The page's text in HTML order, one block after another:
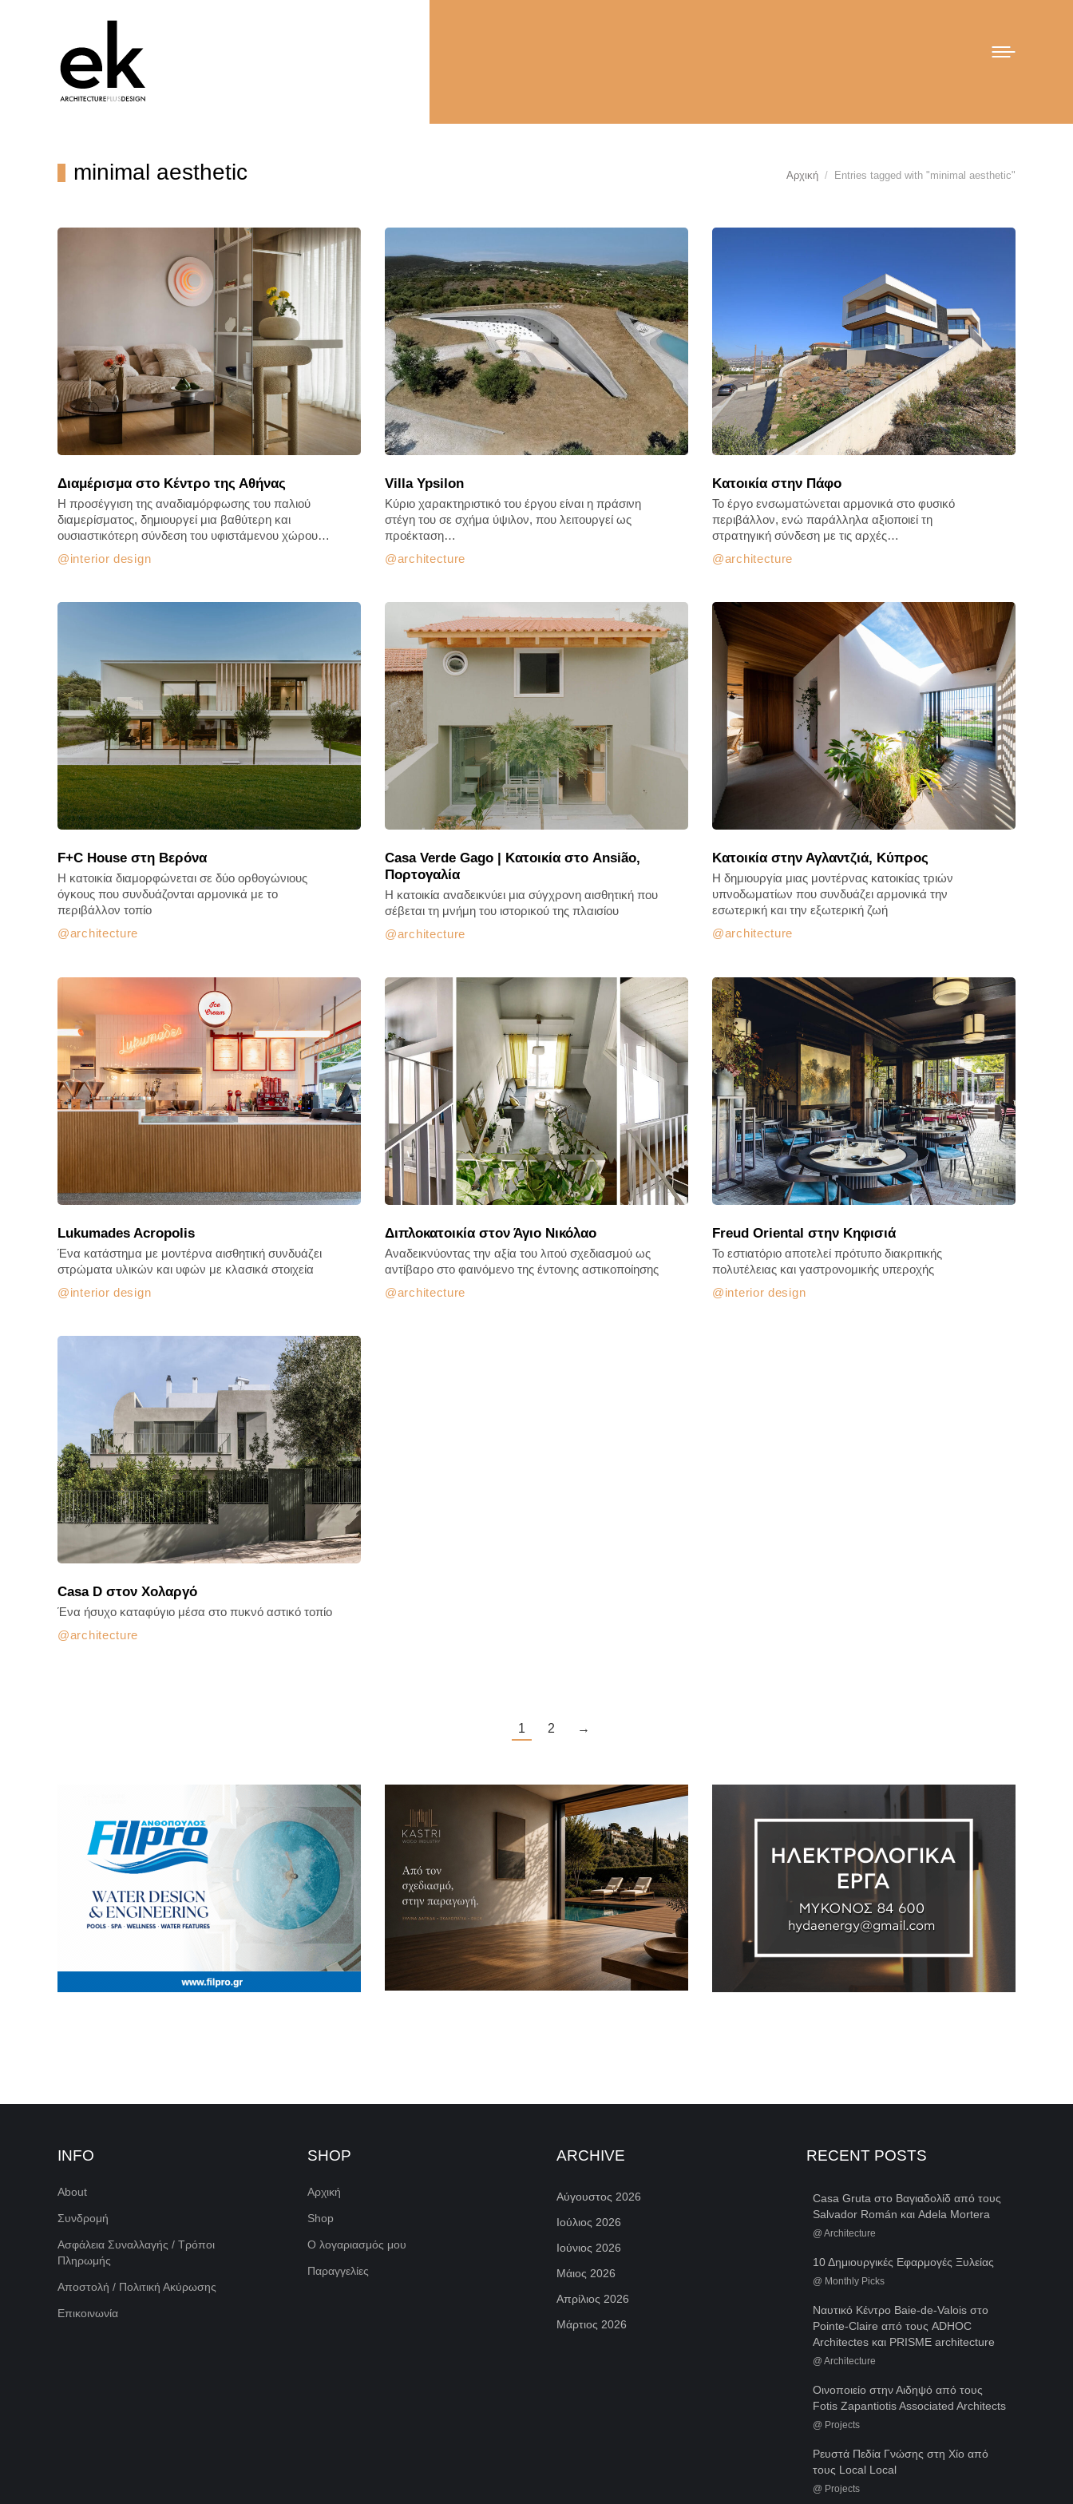
minimal aesthetic You are here:
Αρχική Entries tagged with "minimal aesthetic"
Διαμέρισμα στο Κέντρο της Αθήνας
interior design
Η προσέγγιση της αναδιαμόρφωσης του παλιού
διαμερίσματος, δημιουργεί μια βαθύτερη και
ουσιαστικότερη σύνδεση του υφιστάμενου χώρου…
Villa Ypsilon
architecture
Κύριο χαρακτηριστικό του έργου είναι η πράσινη
στέγη του σε σχήμα ύψιλον, που λειτουργεί ως
προέκταση…
Κατοικία στην Πάφο
architecture
Το έργο ενσωματώνεται αρμονικά στο φυσικό
περιβάλλον, ενώ παράλληλα αξιοποιεί τη
στρατηγική σύνδεση με τις αρχές…
F+C House στη Βερόνα
architecture
Η κατοικία διαμορφώνεται σε δύο ορθογώνιους
όγκους που συνδυάζονται αρμονικά με το
περιβάλλον τοπίο
Casa Verde Gago | Κατοικία στο Ansião,
Πορτογαλία
architecture
Η κατοικία αναδεικνύει μια σύγχρονη αισθητική που
σέβεται τη μνήμη του ιστορικού της πλαισίου
Κατοικία στην Αγλαντζιά, Κύπρος
architecture
Η δημιουργία μιας μοντέρνας κατοικίας τριών
υπνοδωματίων που συνδυάζει αρμονικά την
εσωτερική και την εξωτερική ζωή
Lukumades Acropolis
interior design
Ένα κατάστημα με μοντέρνα αισθητική συνδυάζει
στρώματα υλικών και υφών με κλασικά στοιχεία
Διπλοκατοικία στον Άγιο Νικόλαο
architecture
Αναδεικνύοντας την αξία του λιτού σχεδιασμού ως
αντίβαρο στο φαινόμενο της έντονης αστικοποίησης
Freud Oriental στην Κηφισιά
interior design
Το εστιατόριο αποτελεί πρότυπο διακριτικής
πολυτέλειας και γαστρονομικής υπεροχής
Casa D στον Χολαργό
architecture
Ένα ήσυχο καταφύγιο μέσα στο πυκνό αστικό τοπίο
1 2 →
INFO
About
Συνδρομή
Ασφάλεια Συναλλαγής / Τρόποι
Πληρωμής
Αποστολή / Πολιτική Ακύρωσης
Επικοινωνία
SHOP
Αρχική
Shop
Ο λογαριασμός μου
Παραγγελίες
ARCHIVE
Αύγουστος 2026
Ιούλιος 2026
Ιούνιος 2026
Μάιος 2026
Απρίλιος 2026
Μάρτιος 2026
RECENT POSTS
Casa Gruta στο Βαγιαδολίδ από τους
Salvador Román και Adela Mortera
@ Architecture
10 Δημιουργικές Εφαρμογές Ξυλείας
@ Monthly Picks
Ναυτικό Κέντρο Baie-de-Valois στο
Pointe-Claire από τους ADHOC
Architectes και PRISME architecture
@ Architecture
Οινοποιείο στην Αιδηψό από τους
Fotis Zapantiotis Associated Architects
@ Projects
Ρευστά Πεδία Γνώσης στη Χίο από
τους Local Local
@ Projects